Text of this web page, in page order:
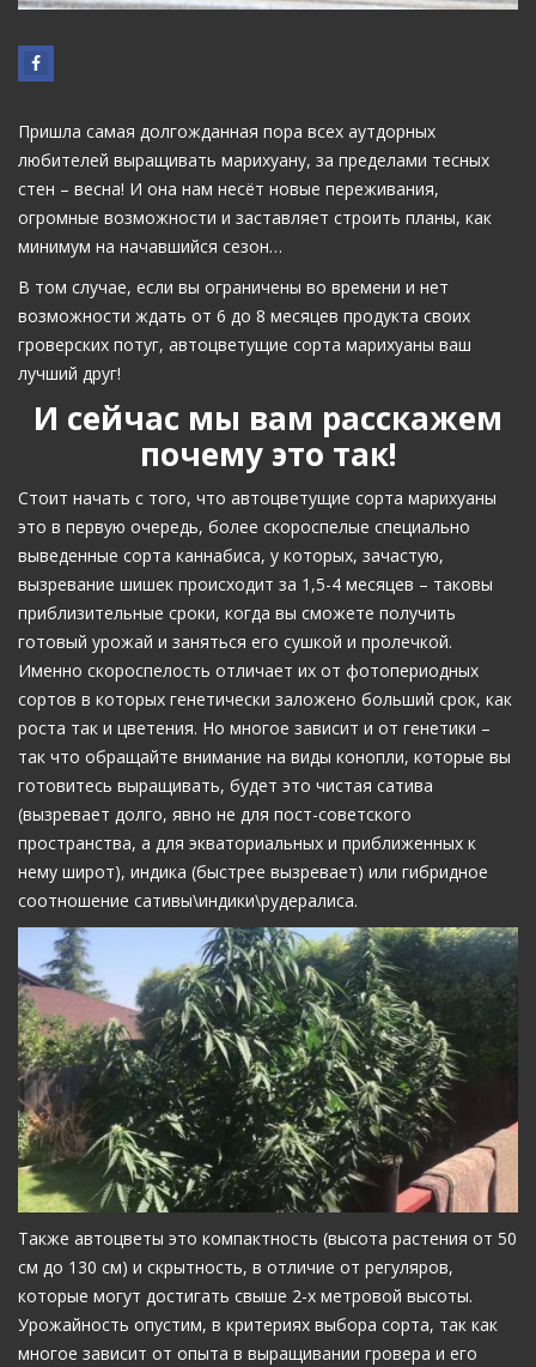
Пришла самая долгожданная пора всех аутдорных
любителей выращивать марихуану, за пределами тесных
стен – весна! И она нам несёт новые переживания,
огромные возможности и заставляет строить планы, как
минимум на начавшийся сезон…
В том случае, если вы ограничены во времени и нет
возможности ждать от 6 до 8 месяцев продукта своих
гроверских потуг, автоцветущие сорта марихуаны ваш
лучший друг!
И сейчас мы вам расскажем
почему это так!
Стоит начать с того, что автоцветущие сорта марихуаны
это в первую очередь, более скороспелые специально
выведенные сорта каннабиса, у которых, зачастую,
вызревание шишек происходит за 1,5-4 месяцев – таковы
приблизительные сроки, когда вы сможете получить
готовый урожай и заняться его сушкой и пролечкой.
Именно скороспелость отличает их от фотопериодных
сортов в которых генетически заложено больший срок, как
роста так и цветения. Но многое зависит и от генетики –
так что обращайте внимание на виды конопли, которые вы
готовитесь выращивать, будет это чистая сатива
(вызревает долго, явно не для пост-советского
пространства, а для экваториальных и приближенных к
нему широт), индика (быстрее вызревает) или гибридное
соотношение сативы\индики\рудералиса.
Также автоцветы это компактность (высота растения от 50
см до 130 см) и скрытность, в отличие от регуляров,
которые могут достигать свыше 2-х метровой высоты.
Урожайность опустим, в критериях выбора сорта, так как
многое зависит от опыта в выращивании гровера и его